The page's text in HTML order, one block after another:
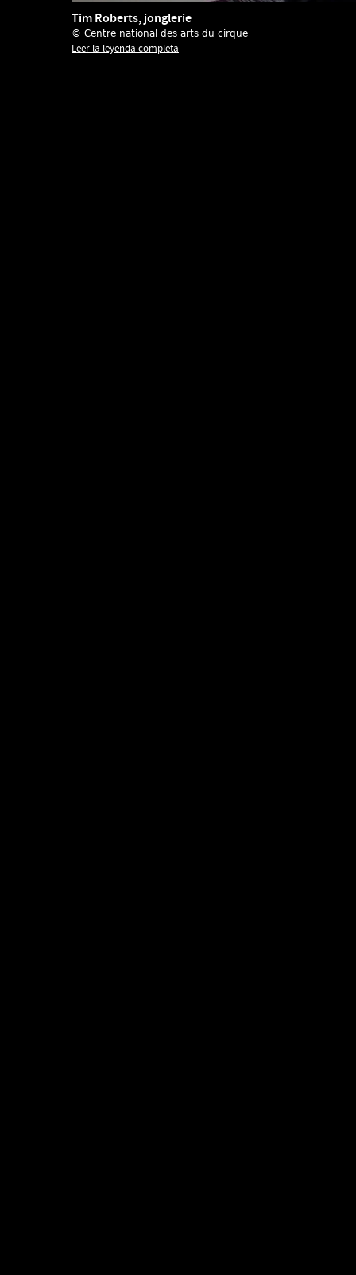
Tim Roberts, jonglerie
© Centre national des arts du cirque
Leer la leyenda completa